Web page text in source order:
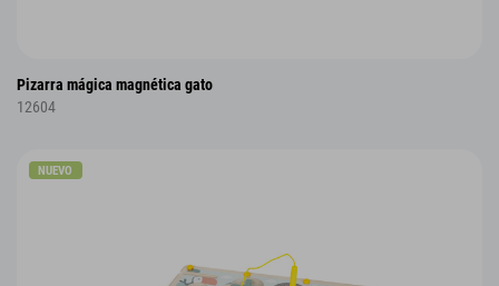
Pizarra mágica magnética gato
12604
NUEVO